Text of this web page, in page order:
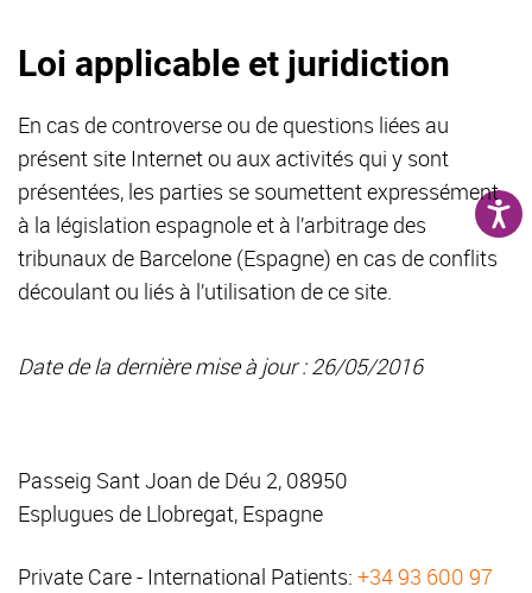
Loi applicable et juridiction
En cas de controverse ou de questions liées au
présent site Internet ou aux activités qui y sont
présentées, les parties se soumettent expressément
à la législation espagnole et à l’arbitrage des
tribunaux de Barcelone (Espagne) en cas de conflits
découlant ou liés à l’utilisation de ce site.
Date de la dernière mise à jour : 26/05/2016
Passeig Sant Joan de Déu 2, 08950
Esplugues de Llobregat, Espagne
Private Care - International Patients: +34 93 600 97